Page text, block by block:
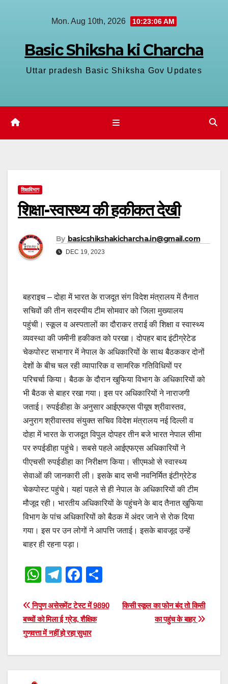
Mon. Aug 10th, 2026 10:23:06 AM
Basic Shiksha ki Charcha
Uttar pradesh Basic Shiksha Gov Updates
शिक्षाविभाग
शिक्षा-स्वास्थ्य की हकीकत देखी
By basicshikshakicharcha.in@gmail.com
DEC 19, 2023
बहराइच – दोहा में भारत के राजदूत संग विदेश मंत्रालय में तैनात
सचिवों की तीन सदस्यीय टीम सोमवार को जिला मुख्यालय
पहुंची। स्कूल व अस्पतालों का दौराकर तराई की शिक्षा व स्वास्थ्य
व्यवस्था की जमीनी हकीकत को परखा। दोपहर बाद इंटीग्रेटेड
चेकपोस्ट सभागार में नेपाल के अधिकारियों के साथ बैठककर दोनों
देशों के बीच चल रही व्यापारिक व सामरिक गतिविधियों पर
परिचर्चा किया। बैठक के दौरान खुफिया विभाग के अधिकारियों को
भी बैठक से बाहर रखा गया। इस पर अधिकारियों ने नाराजगी
जताई। रुपईडीहा के अनुसार आईएफएस पीयूष श्रीवास्तव,
अनुराग श्रीवास्तव संयुक्त सचिव विदेश मंत्रालय नई दिल्ली व
दोहा में भारत के राजदूत विपुल दोपहर तीन बजे भारत नेपाल सीमा
पर रुपईडीहा पहुंचे। सबसे पहले आईएफएस अधिकारियों ने
पीएचसी रुपईडीहा का निरीक्षण किया। सीएमओ से स्वास्थ्य
सेवाओं की जानकारी ली। इसके बाद सभी नवनिर्मित इंटीग्रेटेड
चेकपोस्ट पहुंचे। यहां पहले से ही नेपाल के अधिकारियों की टीम
मौजूद रही। भारतीय अधिकारियों के पहुंचने के बाद तैनात खुफिया
विभाग के पांच अधिकारियों को बैठक में अंदर जाने से रोक दिया
गया। इस पर उन लोगों ने आपत्ति जताई। इसके बावजूद उन्हें
बाहर ही रहना पड़ा।
W
at
s
A
p
T
e
gr
a
m
F
c
e
b
o
ar
Post
navigation
किसी स्कूल का फोन बंद तो किसी
का पहुंच के बाहर
निपुण असेसमेंट टेस्ट में 9890
बच्चों को मिला ई ग्रेड, शैक्षिक
गुणवत्ता में नहीं हो रहा सुधार